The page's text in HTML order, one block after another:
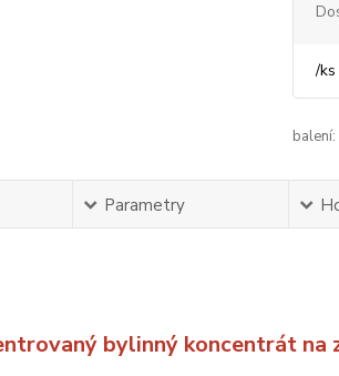
/ks
balení:
Parametry
bylinný koncentrát na